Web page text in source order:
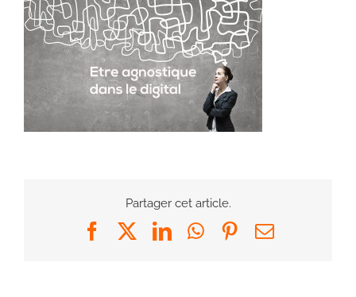
Partager cet article.
FacebookLinkedInWhatsApp
Pinterest
Email